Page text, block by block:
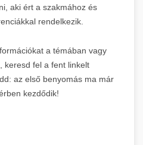
aki ért a szakmához és
rendelkezik.
a témában vagy
keresd fel a fent linkelt
az első benyomás ma már
kezdődik!